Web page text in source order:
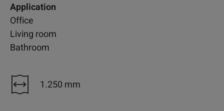
Application
Office
Living room
Bathroom
1.250 mm